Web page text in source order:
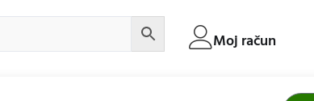
Moj račun